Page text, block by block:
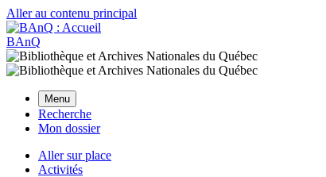
Aller au contenu principal
BAnQ
Menu
Recherche
Mon dossier
Aller sur place
Activités